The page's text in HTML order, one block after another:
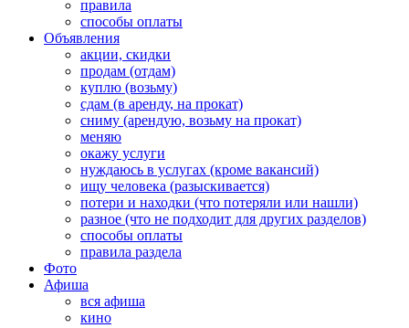
правила
способы оплаты
Объявления
акции, скидки
продам (отдам)
куплю (возьму)
сдам (в аренду, на прокат)
сниму (арендую, возьму на прокат)
меняю
окажу услуги
нуждаюсь в услугах (кроме вакансий)
ищу человека (разыскивается)
потери и находки (что потеряли или нашли)
разное (что не подходит для других разделов)
способы оплаты
правила раздела
Фото
Афиша
вся афиша
кино